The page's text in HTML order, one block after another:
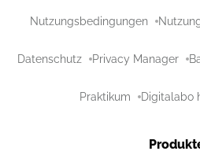
Nutzungsbedingungen
Datenschutz Privacy Manager
Praktikum Digitalabo